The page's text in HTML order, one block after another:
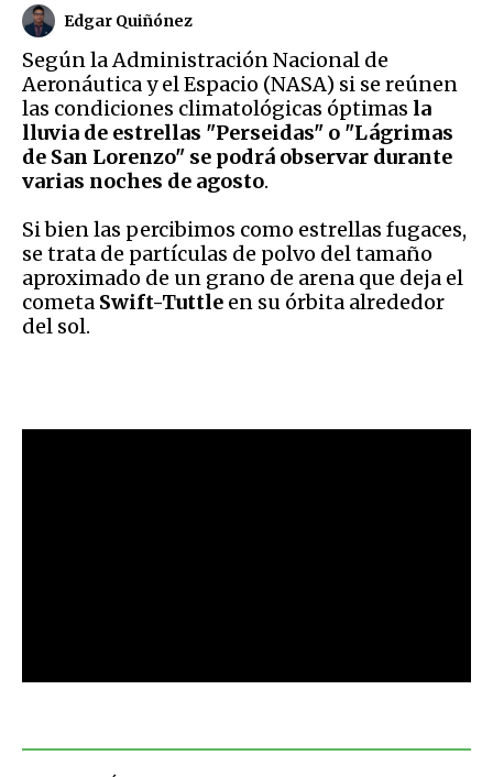
Edgar Quiñónez
Según la Administración Nacional de
Aeronáutica y el Espacio (NASA) si se reúnen
las condiciones climatológicas óptimas la
lluvia de estrellas "Perseidas" o "Lágrimas
de San Lorenzo" se podrá observar durante
varias noches de agosto.
Si bien las percibimos como estrellas fugaces,
se trata de partículas de polvo del tamaño
aproximado de un grano de arena que deja el
cometa Swift-Tuttle en su órbita alrededor
del sol.